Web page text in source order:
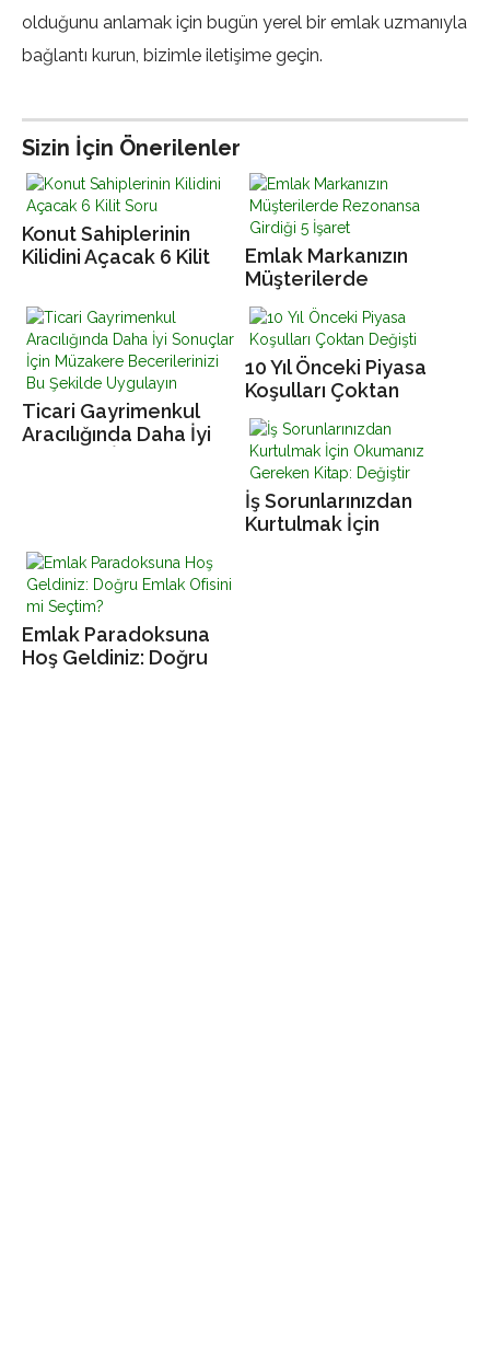
olduğunu anlamak için bugün yerel bir emlak uzmanıyla
bağlantı kurun, bizimle iletişime geçin.
Sizin İçin Önerilenler
Konut Sahiplerinin
Kilidini Açacak 6 Kilit
Emlak Markanızın
Müşterilerde
Rezonansa Girdiği 5
İşaret
Ticari Gayrimenkul
Aracılığında Daha İyi
10 Yıl Önceki Piyasa
Koşulları Çoktan
Değişti
İş Sorunlarınızdan
Kurtulmak İçin
Emlak Paradoksuna
Hoş Geldiniz: Doğru